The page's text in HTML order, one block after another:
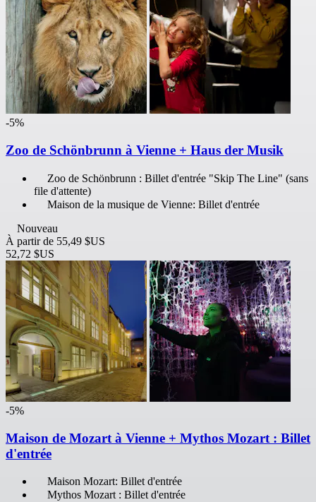
-5%
Zoo de Schönbrunn à Vienne + Haus der Musik
Zoo de Schönbrunn : Billet d'entrée "Skip The Line" (sans
file d'attente)
Maison de la musique de Vienne: Billet d'entrée
Nouveau
À partir de 55,49 $US
52,72 $US
-5%
Maison de Mozart à Vienne + Mythos Mozart : Billet
d'entrée
Maison Mozart: Billet d'entrée
Mythos Mozart : Billet d'entrée